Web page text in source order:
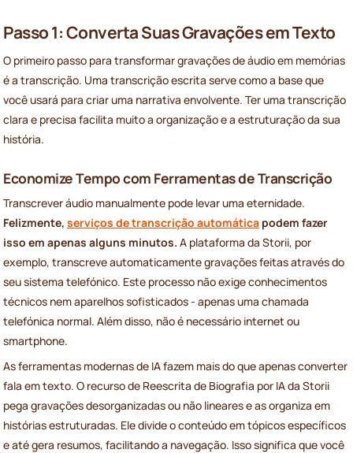
Passo 1: Converta Suas Gravações em Texto
O primeiro passo para transformar gravações de áudio em memórias
é a transcrição. Uma transcrição escrita serve como a base que
você usará para criar uma narrativa envolvente. Ter uma transcrição
clara e precisa facilita muito a organização e a estruturação da sua
história.
Economize Tempo com Ferramentas de Transcrição
Transcrever áudio manualmente pode levar uma eternidade.
Felizmente, serviços de transcrição automática podem fazer
isso em apenas alguns minutos. A plataforma da Storii, por
exemplo, transcreve automaticamente gravações feitas através do
seu sistema telefónico. Este processo não exige conhecimentos
técnicos nem aparelhos sofisticados - apenas uma chamada
telefónica normal. Além disso, não é necessário internet ou
smartphone.
As ferramentas modernas de IA fazem mais do que apenas converter
fala em texto. O recurso de Reescrita de Biografia por IA da Storii
pega gravações desorganizadas ou não lineares e as organiza em
histórias estruturadas. Ele divide o conteúdo em tópicos específicos
e até gera resumos, facilitando a navegação. Isso significa que você